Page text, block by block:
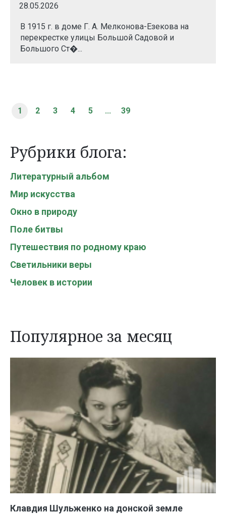
28.05.2026
В 1915 г. в доме Г. А. Мелконова-Езекова на
перекрестке улицы Большой Садовой и
Большого Ст�...
1 2 3 4 5 ... 39
Рубрики блога:
Литературный альбом
Мир искусства
Окно в природу
Поле битвы
Путешествия по родному краю
Светильники веры
Человек в истории
Популярное за месяц
Клавдия Шульженко на донской земле